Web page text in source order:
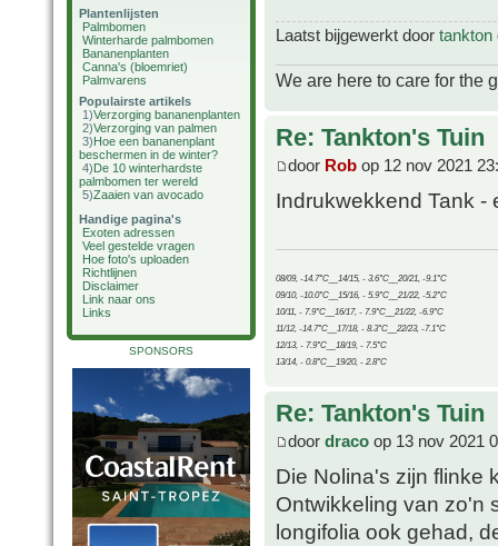
Plantenlijsten
Palmbomen
Winterharde palmbomen
Bananenplanten
Canna's (bloemriet)
Palmvarens
Populairste artikels
1)Verzorging bananenplanten
2)Verzorging van palmen
3)Hoe een bananenplant
beschermen in de winter?
4)De 10 winterhardste
palmbomen ter wereld
5)Zaaien van avocado
Handige pagina's
Exoten adressen
Veel gestelde vragen
Hoe foto's uploaden
Richtlijnen
Disclaimer
Link naar ons
Links
SPONSORS
Laatst bijgewerkt door tankton
We are here to care for the
Re: Tankton's Tuin
door Rob op 12 nov 2021
Indrukwekkend Tank -
08/09, -14.7°C__14/15, - 3.6°C__20/21, -9.1°C
09/10, -10.0°C__15/16, - 5.9°C__21/22, -5.2°C
10/11, - 7.9°C__16/17, - 7.9°C__21/22, -6.9°C
11/12, -14.7°C__17/18, - 8.3°C__22/23, -7.1°C
12/13, - 7.9°C__18/19, - 7.5°C
13/14, - 0.8°C__19/20, - 2.8°C
Re: Tankton's Tuin
door draco op 13 nov 2021
Die Nolina's zijn flinke
Ontwikkeling van zo'n
longifolia ook gehad,